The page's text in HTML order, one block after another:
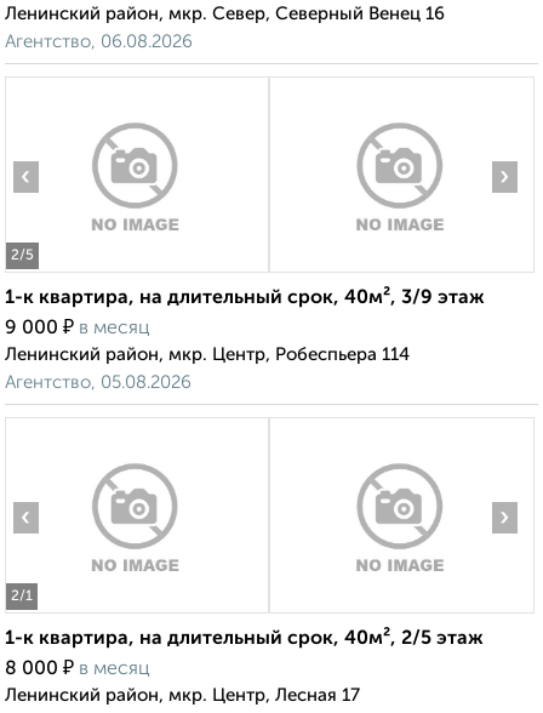
Ленинский район, мкр. Север, Северный Венец 16
Агентство, 06.08.2026
2/5
‹ ›
1-к квартира, на длительный срок, 40м², 3/9 этаж
9 000 ₽ в месяц
Ленинский район, мкр. Центр, Робеспьера 114
Агентство, 05.08.2026
2/1
‹ ›
1-к квартира, на длительный срок, 40м², 2/5 этаж
8 000 ₽ в месяц
Ленинский район, мкр. Центр, Лесная 17